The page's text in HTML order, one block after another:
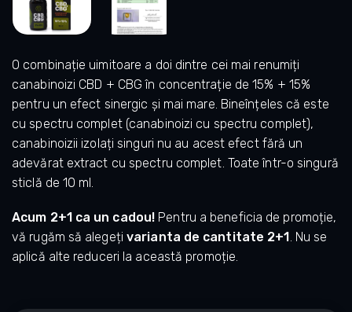
O combinație uimitoare a doi dintre cei mai renumiți
canabinoizi CBD + CBG în concentrație de 15% + 15%
pentru un efect sinergic și mai mare. Bineînțeles că este
cu spectru complet (canabinoizi cu spectru complet),
canabinoizii izolați singuri nu au acest efect fără un
adevărat extract cu spectru complet. Toate într-o singură
sticlă de 10 ml.
Acum 2+1 ca un cadou! Pentru a beneficia de promoție,
vă rugăm să alegeți varianta de cantitate 2+1. Nu se
aplică alte reduceri la această promoție.